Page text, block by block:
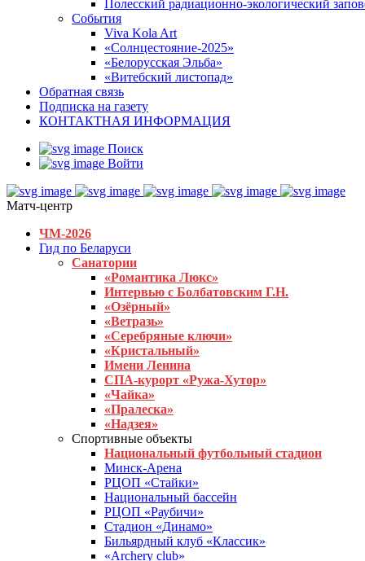
Полесский радиационно-экологический
События
Viva Kola Art
«Солнцестояние-2025»
«Белорусская Эльба»
«Витебский листопад»
Обратная связь
Подписка на газету
КОНТАКТНАЯ ИНФОРМАЦИЯ
Поиск
Войти
Матч-центр
ЧМ-2026
Гид по Беларуси
Санатории
«Романтика Люкс»
Интервью с Болбатовским Г.Н.
«Озёрный»
«Ветразь»
«Серебряные ключи»
«Кристальный»
Имени Ленина
СПА-курорт «Ружа-Хутор»
«Чайка»
«Пралеска»
«Надзея»
Спортивные объекты
Национальный футбольный стадион
Минск-Арена
РЦОП «Стайки»
Национальный бассейн
РЦОП «Раубичи»
Стадион «Динамо»
Бильярдный клуб «Классик»
«Archery club»